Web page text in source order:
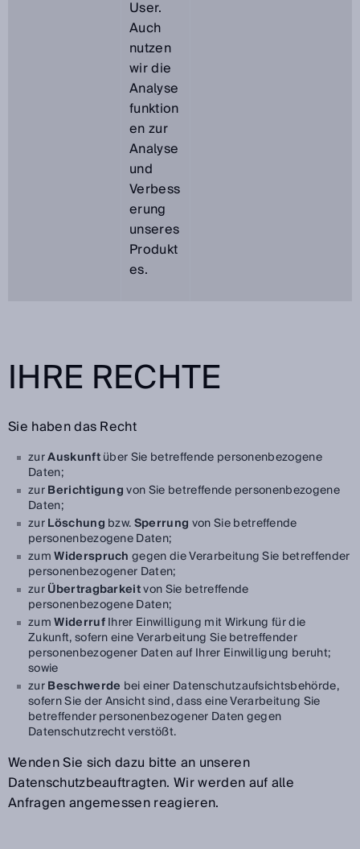
User.
Auch
nutzen
wir die
Analyse
funktion
en zur
Analyse
und
Verbess
erung
unseres
Produkt
es.
IHRE RECHTE
Sie haben das Recht
zurAuskunftüber Sie betreffende personenbezogene
Daten;
zurBerichtigungvon Sie betreffende personenbezogene
Daten;
zurLöschung bzw.Sperrung von Sie betreffende
personenbezogene Daten;
zumWiderspruchgegen die Verarbeitung Sie betreffender
personenbezogener Daten;
zurÜbertragbarkeitvon Sie betreffende
personenbezogene Daten;
zumWiderrufIhrer Einwilligung mit Wirkung für die
Zukunft, sofern eine Verarbeitung Sie betreffender
personenbezogener Daten auf Ihrer Einwilligung beruht;
sowie
zurBeschwerde bei einer Datenschutzaufsichtsbehörde,
sofern Sie der Ansicht sind, dass eine Verarbeitung Sie
betreffender personenbezogener Daten gegen
Datenschutzrecht verstößt.
Wenden Sie sich dazu bitte an unseren
Datenschutzbeauftragten. Wir werden auf alle
Anfragen angemessen reagieren.